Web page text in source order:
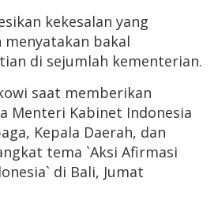
kekesalan yang
menyatakan bakal
di sejumlah kementerian.
saat memberikan
Menteri Kabinet Indonesia
Kepala Daerah, dan
tema `Aksi Afirmasi
di Bali, Jumat